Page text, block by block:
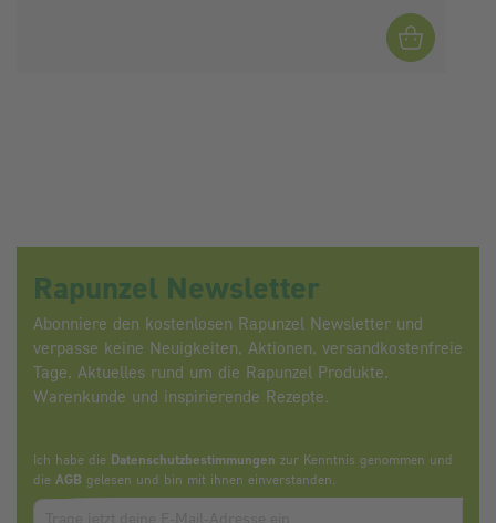
Rapunzel Newsletter
Abonniere den kostenlosen Rapunzel Newsletter und
verpasse keine Neuigkeiten, Aktionen, versandkostenfreie
Tage, Aktuelles rund um die Rapunzel Produkte,
Warenkunde und inspirierende Rezepte.
Ich habe die Datenschutzbestimmungen zur Kenntnis genommen und
die AGB gelesen und bin mit ihnen einverstanden.
Zum abbonieren des Newsletters, bitte E-Mail Adresse